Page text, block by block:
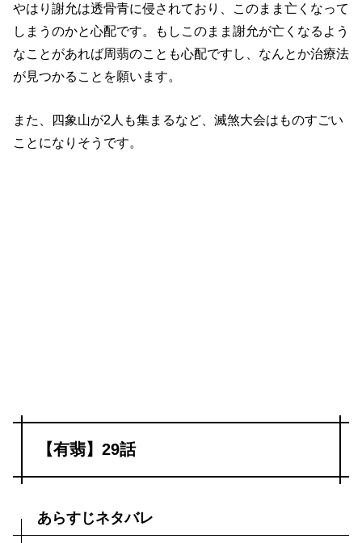
やはり謝允は透骨青に侵されており、このまま亡くなって
しまうのかと心配です。もしこのまま謝允が亡くなるよう
なことがあれば周翡のことも心配ですし、なんとか治療法
が見つかることを願います。
また、四象山が2人も集まるなど、滅煞大会はものすごい
ことになりそうです。
【有翡】29話
あらすじネタバレ